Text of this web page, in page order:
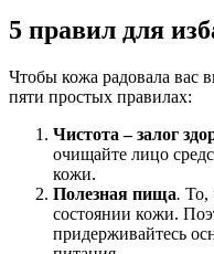
5 правил для
Чтобы кожа радовала вас
пяти простых правилах:
Чистота ‒ залог
очищайте лицо
кожи.
Полезная пища. То,
состоянии кожи.
придерживайтесь